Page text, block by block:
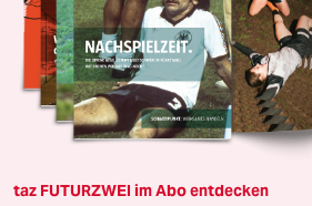
taz FUTURZWEI im Abo entdecken